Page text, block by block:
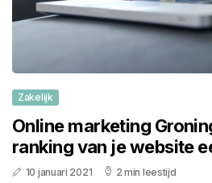
Zakelijk
Online marketing
ranking van je website
10 januari 2021 2 min leestijd